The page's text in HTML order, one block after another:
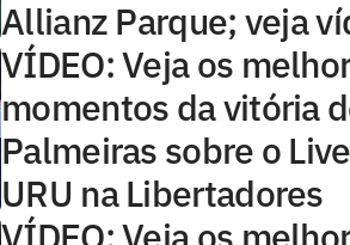
Allianz Parque; veja
VÍDEO: Veja os
momentos da vitória
Palmeiras sobre o
URU na Libertadores